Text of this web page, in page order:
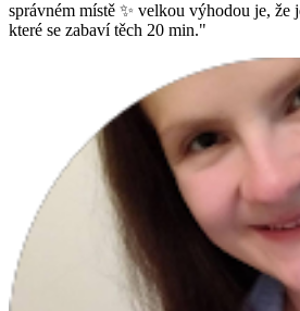
správném místě ✨ velkou výhodou je, že
které se zabaví těch 20 min."